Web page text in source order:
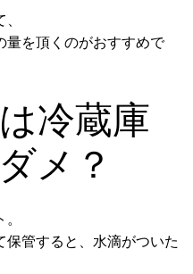
量を頂くのがおすすめで
冷蔵庫
メ？
管すると、水滴がついた